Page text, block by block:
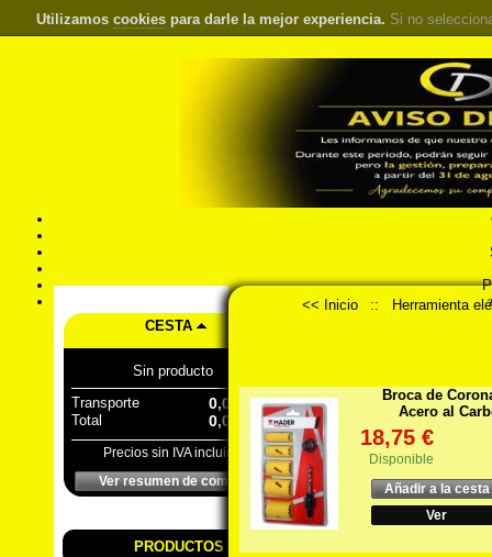
Utilizamos cookies para darle la mejor experiencia. Si no
CESTA
Sin producto
Transporte
0,00 €
Total 0,00 €
Precios sin IVA incluido
Ver resumen de compra
PRODUCTOS
<< Inicio :: Herramienta
Broca de
Acero al
18,75 €
Disponible
Añadir a la cesta
Ver